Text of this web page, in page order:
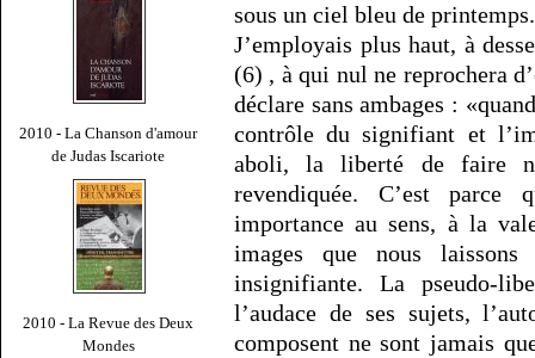
2010 - La Chanson d'amour
de Judas Iscariote
2010 - La Revue des Deux
Mondes
sous un ciel bleu de printemps.
J’employais plus haut, à
(6) , à qui nul ne reprochera
déclare sans ambages :
contrôle du signifiant et
aboli, la liberté de faire
revendiquée. C’est parce
importance au sens, à la
images que nous
insignifiante. La pseudo-
l’audace de ses sujets,
composent ne sont jamais